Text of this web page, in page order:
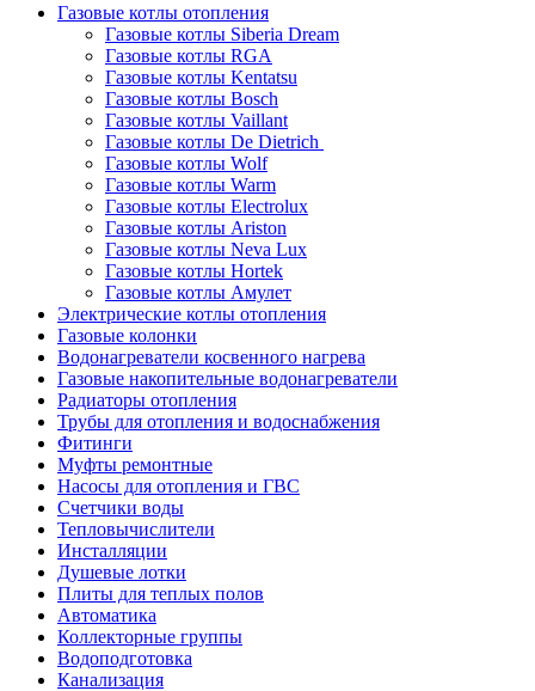
Газовые котлы отопления
Газовые котлы Siberia Dream
Газовые котлы RGA
Газовые котлы Kentatsu
Газовые котлы Bosch
Газовые котлы Vaillant
Газовые котлы De Dietrich
Газовые котлы Wolf
Газовые котлы Warm
Газовые котлы Electrolux
Газовые котлы Ariston
Газовые котлы Neva Lux
Газовые котлы Hortek
Газовые котлы Амулет
Электрические котлы отопления
Газовые колонки
Водонагреватели косвенного нагрева
Газовые накопительные водонагреватели
Радиаторы отопления
Трубы для отопления и водоснабжения
Фитинги
Муфты ремонтные
Насосы для отопления и ГВС
Счетчики воды
Тепловычислители
Инсталляции
Душевые лотки
Плиты для теплых полов
Автоматика
Коллекторные группы
Водоподготовка
Канализация